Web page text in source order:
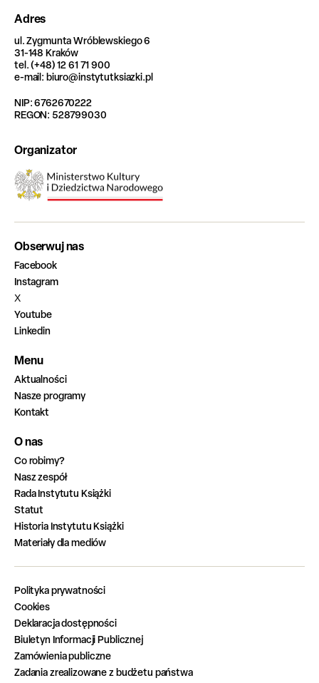
Adres
ul. Zygmunta Wróblewskiego 6
31-148 Kraków
tel. (+48) 12 61 71 900
e-mail: biuro@instytutksiazki.pl
NIP: 6762670222
REGON: 528799030
Organizator
Obserwuj nas
Facebook
Instagram
X
Youtube
Linkedin
Menu
Aktualności
Nasze programy
Kontakt
O nas
Co robimy?
Nasz zespół
Rada Instytutu Książki
Statut
Historia Instytutu Książki
Materiały dla mediów
Polityka prywatności
Cookies
Deklaracja dostępności
Biuletyn Informacji Publicznej
Zamówienia publiczne
Zadania zrealizowane z budżetu państwa